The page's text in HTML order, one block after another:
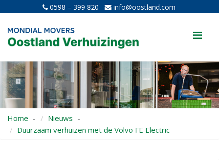
0598 – 399 820 info@oostland.com
Home
Nieuws
Duurzaam verhuizen met de Volvo FE Electric